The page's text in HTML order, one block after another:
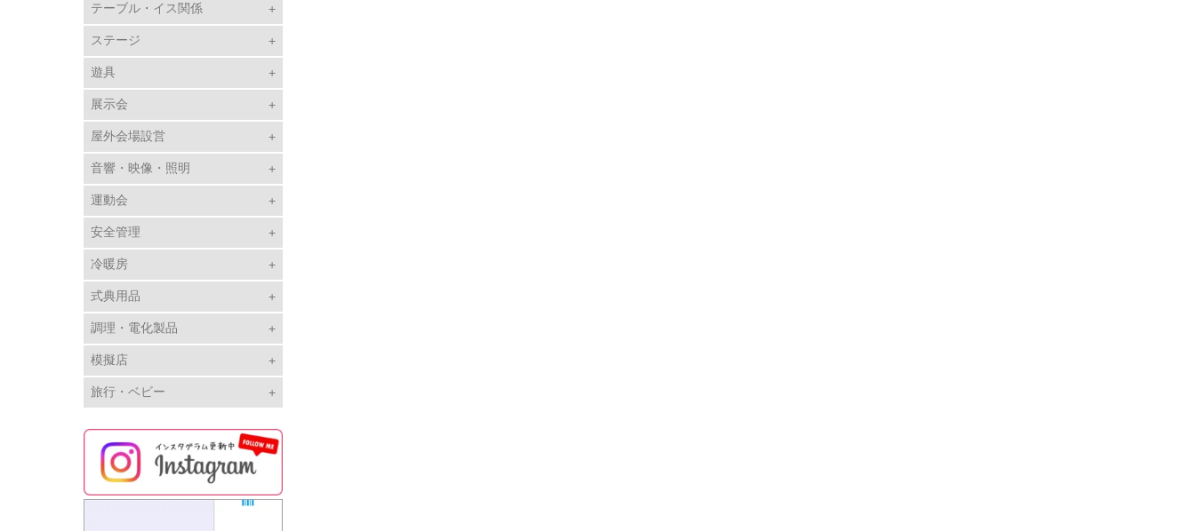
テーブル・イス関係
ステージ
遊具
展示会
屋外会場設営
音響・映像・照明
運動会
安全管理
冷暖房
式典用品
調理・電化製品
模擬店
旅行・ベビー